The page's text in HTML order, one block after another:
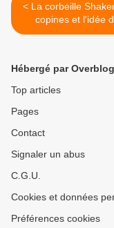
< La corbeille Shakers des
copines et l'idée
nouveau
Hébergé par Overblog
Top articles
Pages
Contact
Signaler un abus
C.G.U.
Cookies et données
Préférences cookies